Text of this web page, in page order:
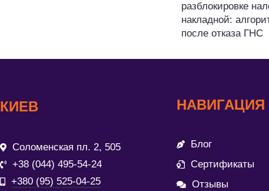
разблокировке
накладной:
после отказа ГНС
КИЕВ
Соломенская пл. 2, 505
+38 (044) 495-54-24
+380 (95) 525-04-25
НАВИГАЦИЯ
Блог
Сертификаты
Отзывы